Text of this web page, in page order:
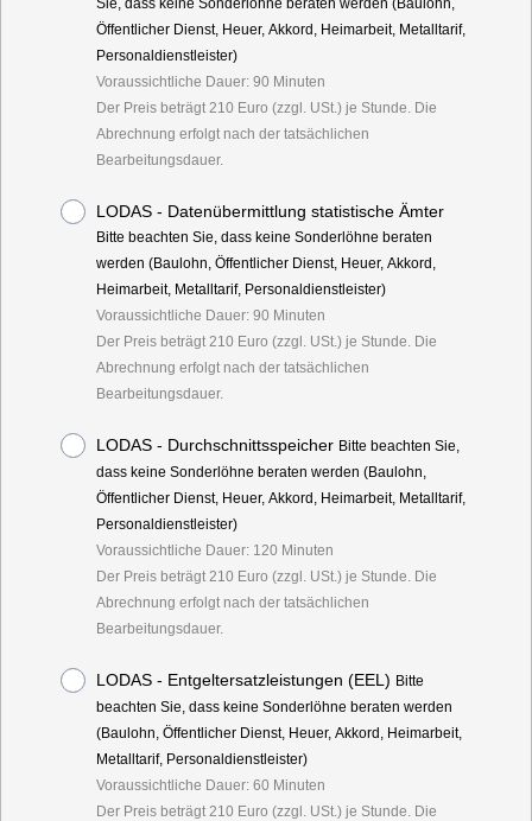
Sie, dass keine Sonderlöhne beraten werden (Baulohn,
Öffentlicher Dienst, Heuer, Akkord, Heimarbeit, Metalltarif,
Personaldienstleister)
Voraussichtliche Dauer: 90 Minuten
Der Preis beträgt 210 Euro (zzgl. USt.) je Stunde. Die
Abrechnung erfolgt nach der tatsächlichen
Bearbeitungsdauer.
LODAS - Datenübermittlung statistische Ämter
Bitte beachten Sie, dass keine Sonderlöhne beraten
werden (Baulohn, Öffentlicher Dienst, Heuer, Akkord,
Heimarbeit, Metalltarif, Personaldienstleister)
Voraussichtliche Dauer: 90 Minuten
Der Preis beträgt 210 Euro (zzgl. USt.) je Stunde. Die
Abrechnung erfolgt nach der tatsächlichen
Bearbeitungsdauer.
LODAS - Durchschnittsspeicher Bitte beachten Sie,
dass keine Sonderlöhne beraten werden (Baulohn,
Öffentlicher Dienst, Heuer, Akkord, Heimarbeit, Metalltarif,
Personaldienstleister)
Voraussichtliche Dauer: 120 Minuten
Der Preis beträgt 210 Euro (zzgl. USt.) je Stunde. Die
Abrechnung erfolgt nach der tatsächlichen
Bearbeitungsdauer.
LODAS - Entgeltersatzleistungen (EEL) Bitte
beachten Sie, dass keine Sonderlöhne beraten werden
(Baulohn, Öffentlicher Dienst, Heuer, Akkord, Heimarbeit,
Metalltarif, Personaldienstleister)
Voraussichtliche Dauer: 60 Minuten
Der Preis beträgt 210 Euro (zzgl. USt.) je Stunde. Die